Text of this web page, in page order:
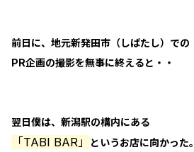
前日に、地元新発田市（しばたし）での
PR企画の撮影を無事に終えると・・
翌日僕は、新潟駅の構内にある
「TABI BAR」 というお店に向かった。